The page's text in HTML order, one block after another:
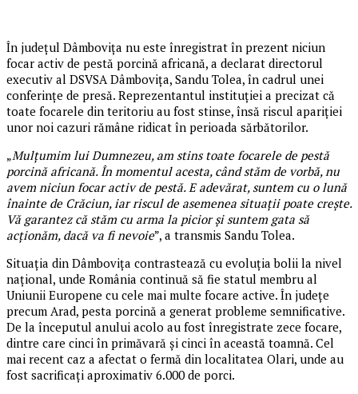
În județul Dâmbovița nu este înregistrat în prezent niciun
focar activ de pestă porcină africană, a declarat directorul
executiv al DSVSA Dâmbovița, Sandu Tolea, în cadrul unei
conferințe de presă. Reprezentantul instituției a precizat că
toate focarele din teritoriu au fost stinse, însă riscul apariției
unor noi cazuri rămâne ridicat în perioada sărbătorilor.
„Mulțumim lui Dumnezeu, am stins toate focarele de pestă
porcină africană. În momentul acesta, când stăm de vorbă, nu
avem niciun focar activ de pestă. E adevărat, suntem cu o lună
înainte de Crăciun, iar riscul de asemenea situații poate crește.
Vă garantez că stăm cu arma la picior și suntem gata să
acționăm, dacă va fi nevoie”, a transmis Sandu Tolea.
Situația din Dâmbovița contrastează cu evoluția bolii la nivel
național, unde România continuă să fie statul membru al
Uniunii Europene cu cele mai multe focare active. În județe
precum Arad, pesta porcină a generat probleme semnificative.
De la începutul anului acolo au fost înregistrate zece focare,
dintre care cinci în primăvară și cinci în această toamnă. Cel
mai recent caz a afectat o fermă din localitatea Olari, unde au
fost sacrificați aproximativ 6.000 de porci.